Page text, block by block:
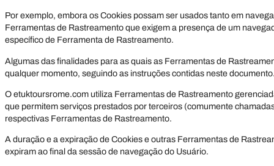
Por exemplo, embora os Cookies possam ser usados tanto em
Ferramentas de Rastreamento que exigem a presença de um
específico de Ferramenta de Rastreamento.
Algumas das finalidades para as quais as Ferramentas de
qualquer momento, seguindo as instruções contidas neste
O etuktoursrome.com utiliza Ferramentas de Rastreamento
que permitem serviços prestados por terceiros (comumente
respectivas Ferramentas de Rastreamento.
A duração e a expiração de Cookies e outras Ferramentas de
expiram ao final da sessão de navegação do Usuário.